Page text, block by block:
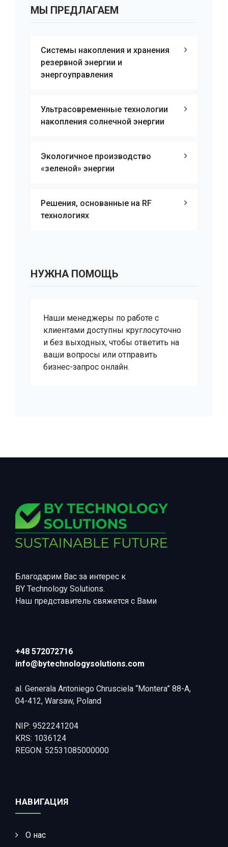
МЫ ПРЕДЛАГАЕМ
Системы накопления и хранения
резервной энергии и
энергоуправления
Ультрасовременные технологии
накопления солнечной энергии
Экологичное производство
«зеленой» энергии
Решения, основанные на RF
технологиях
НУЖНА ПОМОЩЬ
Наши менеджеры по работе с
клиентами доступны круглосуточно
и без выходных, чтобы ответить на
ваши вопросы или отправить
бизнес-запрос онлайн.
Благодарим Вас за интерес к
BY Technology Solutions.
Наш представитель свяжется с Вами
+48 572072716
info@bytechnologysolutions.com
al. Generala Antoniego Chrusciela “Montera” 88-A,
04-412, Warsaw, Poland
NIP: 9522241204
KRS: 1036124
REGON: 52531085000000
НАВИГАЦИЯ
О нас